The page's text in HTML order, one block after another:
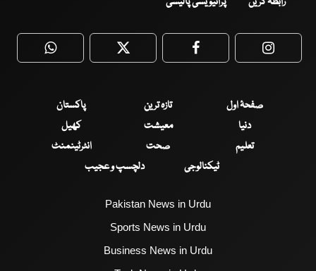
WhatsApp Twitter Facebook
صفحۂ اول تازہ ترین
پاکستان
دنیا
معیشت
کھیل
تعلیم
صحت
انٹرٹینمنٹ
ٹیکنالوجی
دلچسپ و عجیب
Pakistan News in Urdu
Sports News in Urdu
Business News in Urdu